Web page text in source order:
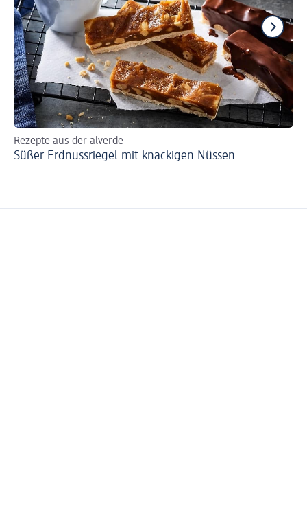
Rezepte aus der alverde
Süßer Erdnussriegel mit knackigen Nüssen